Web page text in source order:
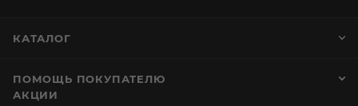
КАТАЛОГ
ПОМОЩЬ ПОКУПАТЕЛЮ
АКЦИИ